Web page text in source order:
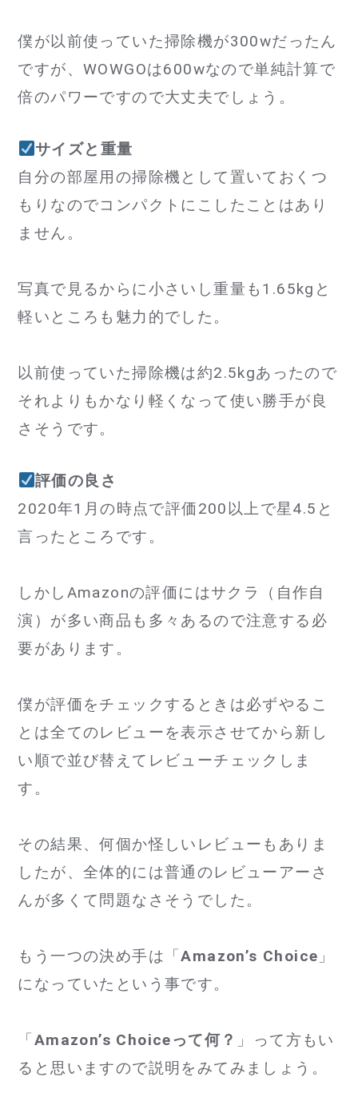
僕が以前使っていた掃除機が300wだったん
ですが、WOWGOは600wなので単純計算で
倍のパワーですので大丈夫でしょう。
サイズと重量
自分の部屋用の掃除機として置いておくつ
もりなのでコンパクトにこしたことはあり
ません。
写真で見るからに小さいし重量も1.65kgと
軽いところも魅力的でした。
以前使っていた掃除機は約2.5kgあったので
それよりもかなり軽くなって使い勝手が良
さそうです。
評価の良さ
2020年1月の時点で評価200以上で星4.5と
言ったところです。
しかしAmazonの評価にはサクラ（自作自
演）が多い商品も多々あるので注意する必
要があります。
僕が評価をチェックするときは必ずやるこ
とは全てのレビューを表示させてから新し
い順で並び替えてレビューチェックしま
す。
その結果、何個か怪しいレビューもありま
したが、全体的には普通のレビューアーさ
んが多くて問題なさそうでした。
もう一つの決め手は「Amazon’s Choice 」
になっていたという事です。
「Amazon’s Choiceって何？ 」って方もい
ると思いますので説明をみてみましょう。